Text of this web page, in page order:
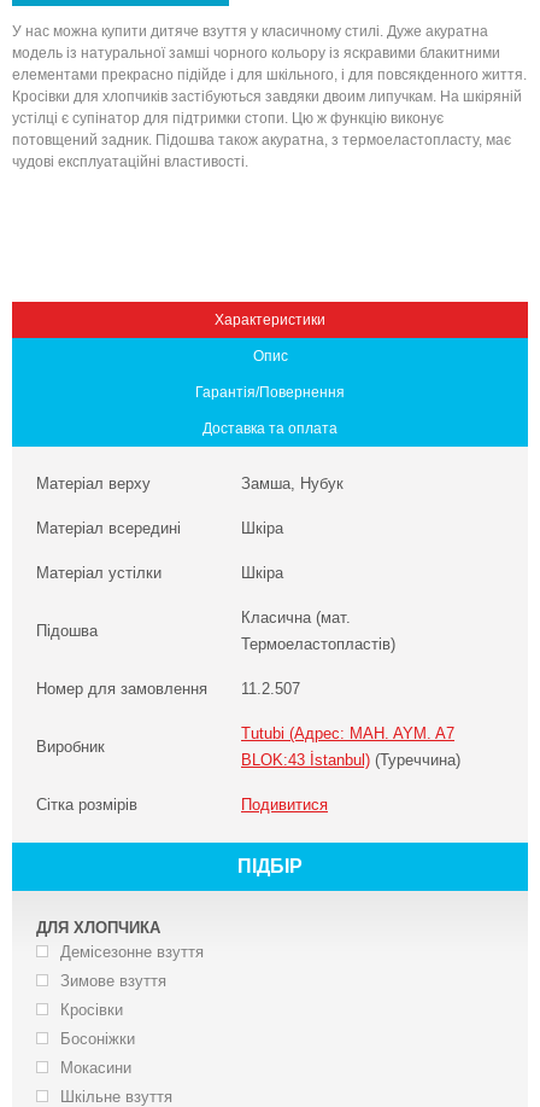
У нас можна купити дитяче взуття у класичному стилі. Дуже акуратна
модель із натуральної замші чорного кольору із яскравими блакитними
елементами прекрасно підійде і для шкільного, і для повсякденного життя.
Кросівки для хлопчиків застібуються завдяки двоим липучкам. На шкіряній
устілці є супінатор для підтримки стопи. Цю ж функцію виконує
потовщений задник. Підошва також акуратна, з термоеластопласту, має
чудові експлуатаційні властивості.
Характеристики
Опис
Гарантія/Повернення
Доставка та оплата
Матеріал верху Замша, Нубук
Матеріал всередині Шкіра
Матеріал устілки Шкіра
Підошва
Класична (мат.
Термоеластопластів)
Номер для замовлення 11.2.507
Виробник
Tutubi (Адрес: MAH. AYM. A7
BLOK:43 İstanbul) (Туреччина)
Сітка розмірів Подивитися
ПІДБІР
ДЛЯ ХЛОПЧИКА
Демісезонне взуття
Зимове взуття
Кросівки
Босоніжки
Мокасини
Шкільне взуття